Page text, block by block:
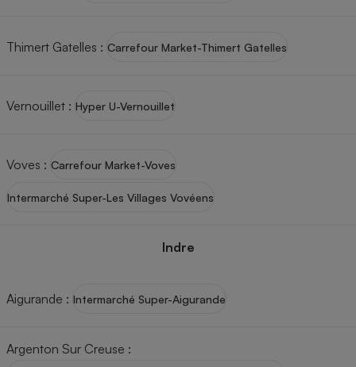
Thimert Gatelles : Carrefour Market-Thimert Gatelles
Vernouillet : Hyper U-Vernouillet
Voves : Carrefour Market-Voves
Intermarché Super-Les Villages Vovéens
Indre
Aigurande : Intermarché Super-Aigurande
Argenton Sur Creuse :